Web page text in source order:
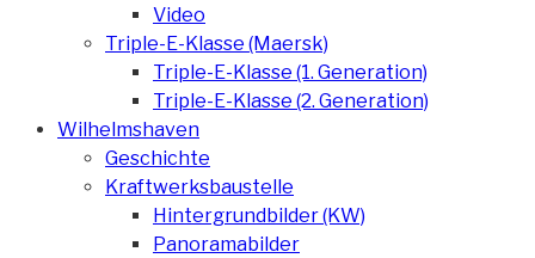
Video
Triple-E-Klasse (Maersk)
Triple-E-Klasse (1. Generation)
Triple-E-Klasse (2. Generation)
Wilhelmshaven
Geschichte
Kraftwerksbaustelle
Hintergrundbilder (KW)
Panoramabilder